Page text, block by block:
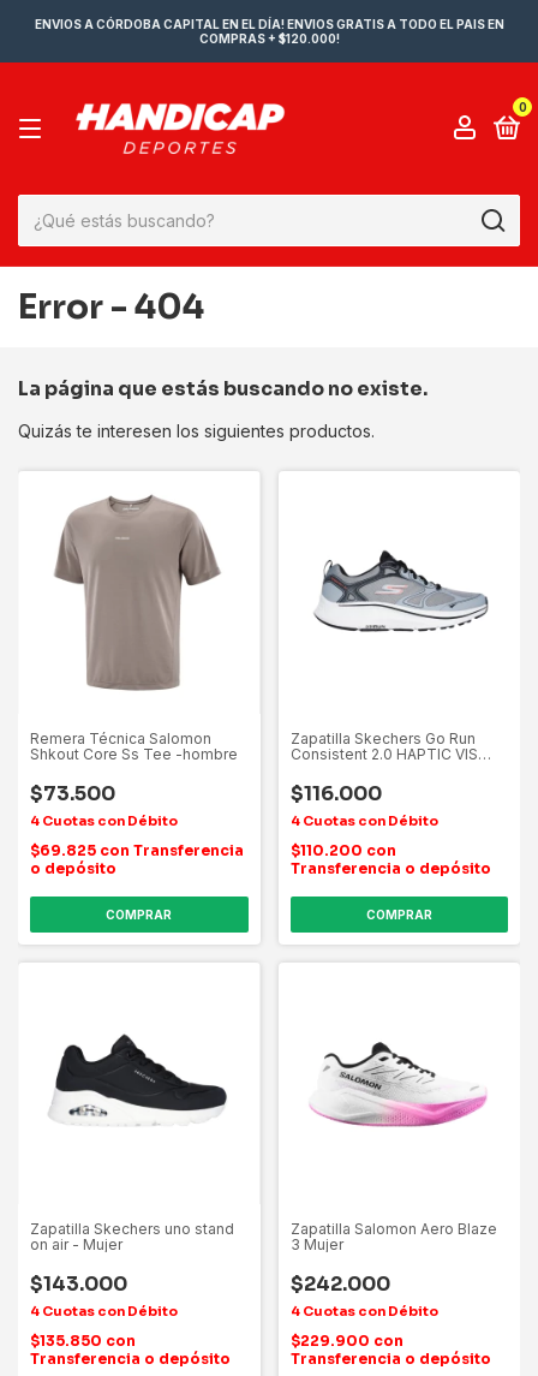
ENVIOS A CÓRDOBA CAPITAL EN EL DÍA! ENVIOS GRATIS A TODO EL PAIS EN
COMPRAS + $120.000!
0
Error - 404
La página que estás buscando no existe.
Quizás te interesen los siguientes productos.
Remera Técnica Salomon
Shkout Core Ss Tee -hombre
$73.500
$69.825 con Transferencia
o depósito
COMPRAR
Zapatilla Skechers Go Run
Consistent 2.0 HAPTIC VIS
$116.000
$110.200 con
Transferencia o depósito
COMPRAR
Zapatilla Skechers uno stand
on air - Mujer
$143.000
$135.850 con
Transferencia o depósito
Zapatilla Salomon Aero Blaze
3 Mujer
$242.000
$229.900 con
Transferencia o depósito